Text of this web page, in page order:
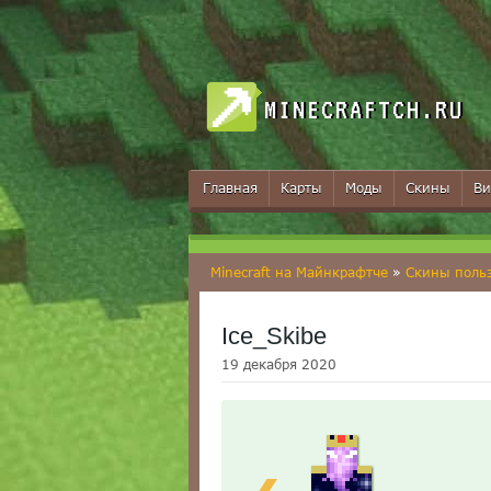
MINECRAFTCH.RU
Главная Карты Моды Скины
Minecraft на Майнкрафтче » Скины
Ice_Skibe
19 декабря 2020